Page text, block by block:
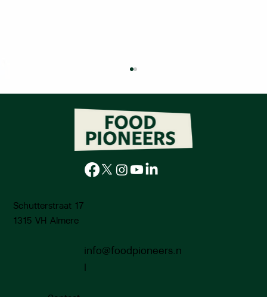
Samen oogsten, samen koken:
Lelystadse Oogstdagen 2025
info@foodpioneers.n
l
Schutterstraat 17
1315 VH Almere